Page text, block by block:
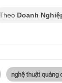
Doanh
nghệ thuật quảng